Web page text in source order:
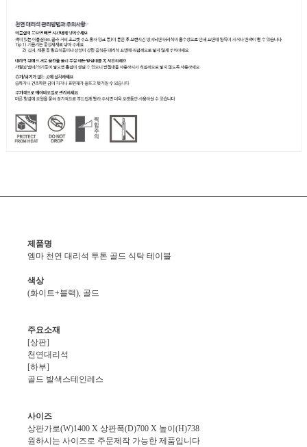
제품명
엠마 천연 대리석 투톤 골드 식탁 테이블
색상
(화이트+블랙), 골드
주요소재
[상판]
천연대리석
[하부]
골드 발색스테인레스
사이즈
상판가로(W)1400 X 상판폭(D)700 X 높이(H)738
원하시는 사이즈로 주문제작 가능한 제품입니다